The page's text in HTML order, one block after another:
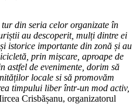
din seria celor organizate în
au descoperit, mulți dintre ei
istorice importante din zonă și au
prin mișcare, aproape de
astfel de evenimente, dorim să
locale si să promovăm
timpului liber într-un mod activ,
Crisbășanu, organizatorul